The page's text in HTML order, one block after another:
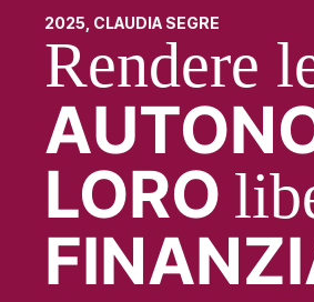
2025, CLAUDIA SEGRE
Rendere
LORO